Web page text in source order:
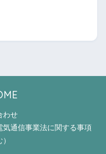
わせ
通信事業法に関する事項